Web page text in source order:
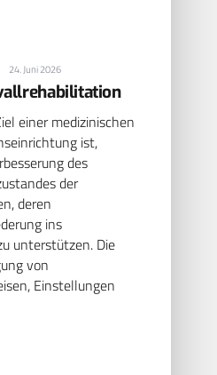
24. Juni 2026
einer medizinischen
ist,
des
der
deren
ins
unterstützen. Die
von
Einstellungen